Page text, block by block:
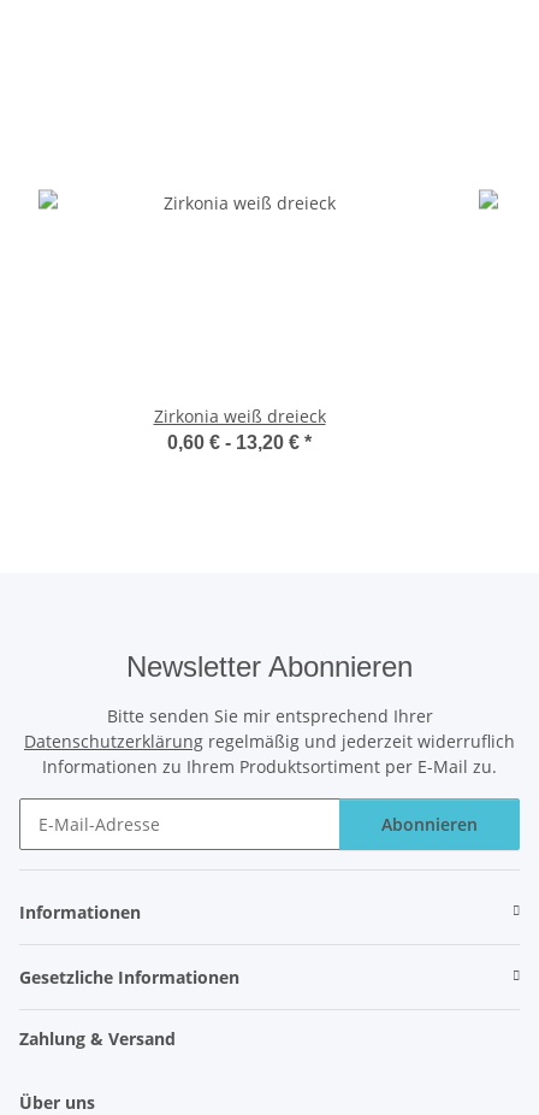
Zirkonia weiß dreieck
0,60 € - 13,20 € *
Newsletter Abonnieren
Bitte senden Sie mir entsprechend Ihrer
Datenschutzerklärung regelmäßig und jederzeit widerruflich
Informationen zu Ihrem Produktsortiment per E-Mail zu.
Abonnieren
Informationen
Gesetzliche Informationen
Zahlung & Versand
Über uns